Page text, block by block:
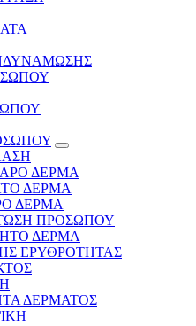
ΔΕΡΜΑ
ΔΕΡΜΑ
ΔΕΡΜΑ
ΠΡΟΣΩΠΟΥ
ΔΕΡΜΑ
ΕΡΥΘΡΟΤΗΤΑΣ
ΔΕΡΜΑΤΟΣ